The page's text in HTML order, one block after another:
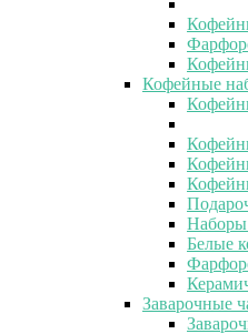
Кофейные
Белые
Заварочные